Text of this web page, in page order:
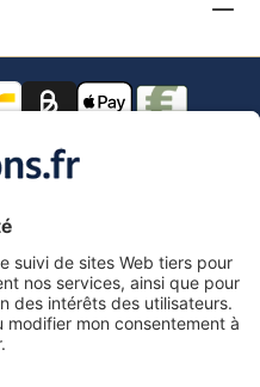
comprise.
plus les frais d'expédition
sauf indication